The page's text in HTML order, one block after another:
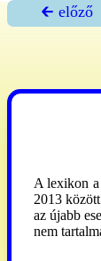
🡰 előző
A lexikon a
2013
az újabb
nem